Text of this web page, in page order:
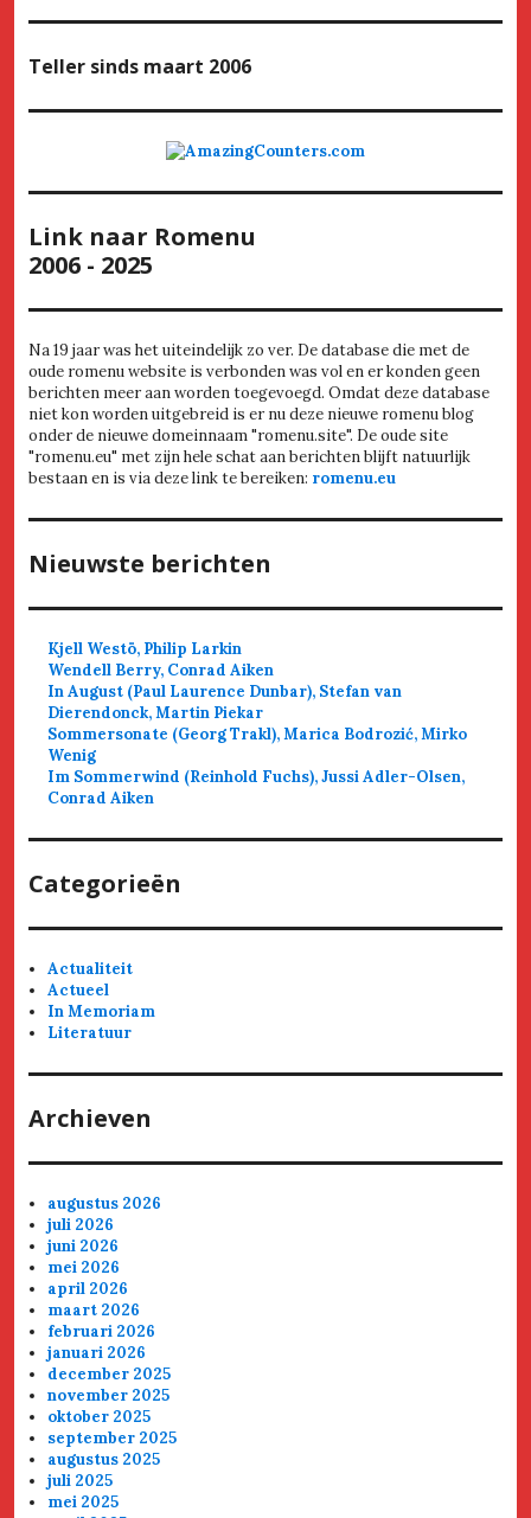
Teller sinds maart 2006
Link naar Romenu
2006 - 2025
Na 19 jaar was het uiteindelijk zo ver. De database die met de
oude romenu website is verbonden was vol en er konden geen
berichten meer aan worden toegevoegd. Omdat deze database
niet kon worden uitgebreid is er nu deze nieuwe romenu blog
onder de nieuwe domeinnaam "romenu.site". De oude site
"romenu.eu" met zijn hele schat aan berichten blijft natuurlijk
bestaan en is via deze link te bereiken: romenu.eu
Nieuwste berichten
Kjell Westö, Philip Larkin
Wendell Berry, Conrad Aiken
In August (Paul Laurence Dunbar), Stefan van
Dierendonck, Martin Piekar
Sommersonate (Georg Trakl), Marica Bodrozić, Mirko
Wenig
Im Sommerwind (Reinhold Fuchs), Jussi Adler-Olsen,
Conrad Aiken
Categorieën
Actualiteit
Actueel
In Memoriam
Literatuur
Archieven
augustus 2026
juli 2026
juni 2026
mei 2026
april 2026
maart 2026
februari 2026
januari 2026
december 2025
november 2025
oktober 2025
september 2025
augustus 2025
juli 2025
mei 2025